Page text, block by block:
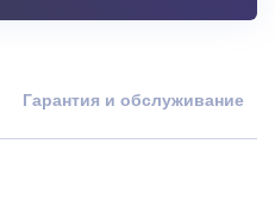
Гарантия и обслуживание